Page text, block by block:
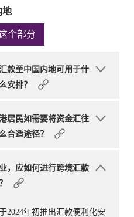
地
个部分
款至中国内地可用于什
安排？
居民如需要将资金汇往
合适途径？
，应如何进行跨境汇款
2024年初推出汇款便利化安